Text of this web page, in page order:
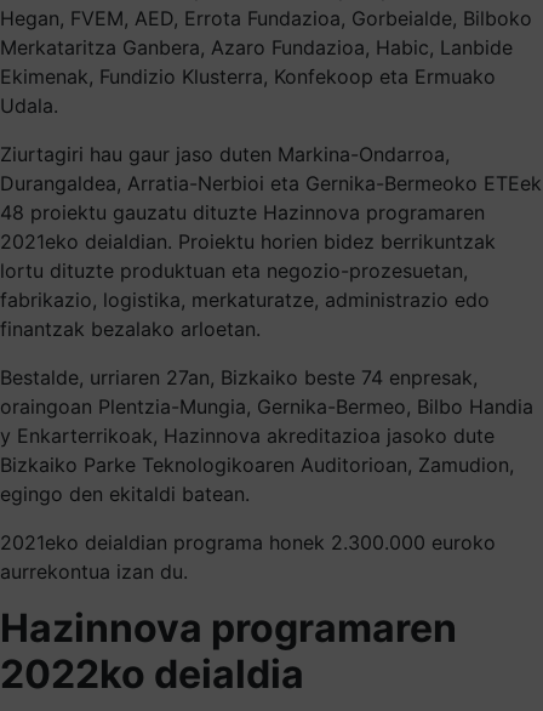
Hegan, FVEM, AED, Errota Fundazioa, Gorbeialde, Bilboko
Merkataritza Ganbera, Azaro Fundazioa, Habic, Lanbide
Ekimenak, Fundizio Klusterra, Konfekoop eta Ermuako
Udala.
Ziurtagiri hau gaur jaso duten Markina-Ondarroa,
Durangaldea, Arratia-Nerbioi eta Gernika-Bermeoko ETEek
48 proiektu gauzatu dituzte Hazinnova programaren
2021eko deialdian. Proiektu horien bidez berrikuntzak
lortu dituzte produktuan eta negozio-prozesuetan,
fabrikazio, logistika, merkaturatze, administrazio edo
finantzak bezalako arloetan.
Bestalde, urriaren 27an, Bizkaiko beste 74 enpresak,
oraingoan Plentzia-Mungia, Gernika-Bermeo, Bilbo Handia
y Enkarterrikoak, Hazinnova akreditazioa jasoko dute
Bizkaiko Parke Teknologikoaren Auditorioan, Zamudion,
egingo den ekitaldi batean.
2021eko deialdian programa honek 2.300.000 euroko
aurrekontua izan du.
Hazinnova programaren
2022ko deialdia